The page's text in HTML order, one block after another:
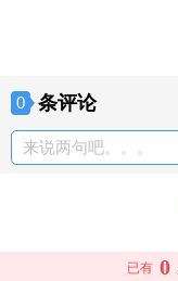
0 条评论
来说两句吧。。。
已有 0